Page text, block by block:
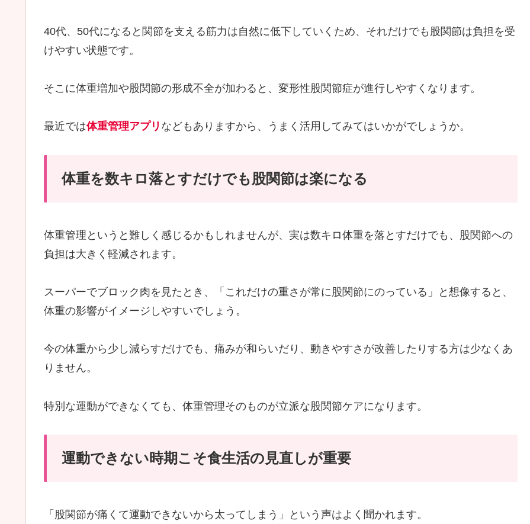
40代、50代になると関節を支える筋力は自然に低下していくため、それだけでも股関節は負担を受
けやすい状態です。
そこに体重増加や股関節の形成不全が加わると、変形性股関節症が進行しやすくなります。
最近では体重管理アプリ などもありますから、うまく活用してみてはいかがでしょうか。
体重を数キロ落とすだけでも股関節は楽になる
体重管理というと難しく感じるかもしれませんが、実は数キロ体重を落とすだけでも、股関節への
負担は大きく軽減されます。
スーパーでブロック肉を見たとき、「これだけの重さが常に股関節にのっている」と想像すると、
体重の影響がイメージしやすいでしょう。
今の体重から少し減らすだけでも、痛みが和らいだり、動きやすさが改善したりする方は少なくあ
りません。
特別な運動ができなくても、体重管理そのものが立派な股関節ケアになります。
運動できない時期こそ食生活の見直しが重要
「股関節が痛くて運動できないから太ってしまう」という声はよく聞かれます。